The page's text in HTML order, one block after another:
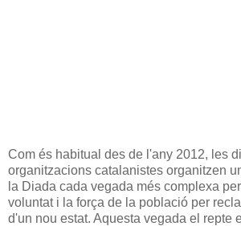
Com és habitual des de l'any 2012, les
organitzacions catalanistes organitzen
la Diada cada vegada més complexa
voluntat i la força de la població per
d'un nou estat. Aquesta vegada el repte